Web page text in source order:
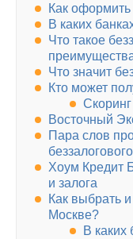
Как оформить
В каких
Что такое
Что значит
Кто может
Скоринг
Восточный
Пара слов
Хоум Кредит
и залога
Как выбрать
Москве?
В каких